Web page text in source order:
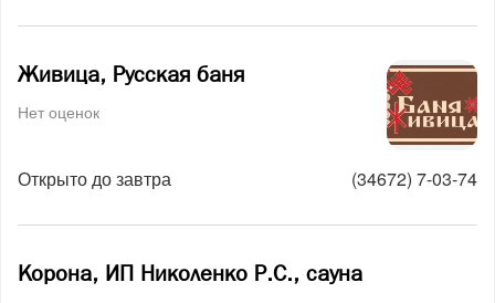
Живица, Русская баня
Нет оценок
Открыто до завтра (34672) 7-03-74
Корона, ИП Николенко Р.С., сауна